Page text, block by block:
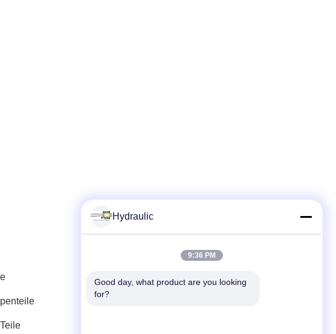
Schneller Kontakt
Telefon:
Hydraulic
9:36 PM
Good day, what product are you looking
for?